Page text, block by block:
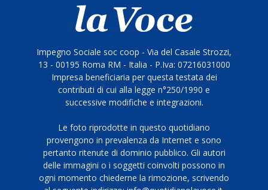
Impegno Sociale soc coop - Via del Casale Strozzi,
13 - 00195 Roma RM - Italia - P.Iva: 07216031000
Impresa beneficiaria per questa testata dei
contributi di cui alla legge n°250/1990 e
successive modifiche e integrazioni.
Le foto riprodotte in questo quotidiano
provengono in prevalenza da Internet e sono
pertanto ritenute di dominio pubblico. Gli autori
delle immagini o i soggetti coinvolti possono in
ogni momento chiederne la rimozione, scrivendo